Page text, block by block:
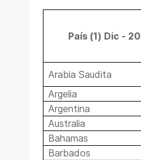
País (1) Dic - 20
Arabia Saudita
Argelia
Argentina
Australia
Bahamas
Barbados